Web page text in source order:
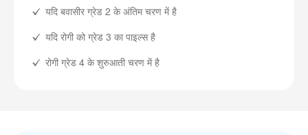
यदि बवासीर ग्रेड 2 के अंतिम चरण में है
यदि रोगी को ग्रेड 3 का पाइल्स है
रोगी ग्रेड 4 के शुरुआती चरण में है